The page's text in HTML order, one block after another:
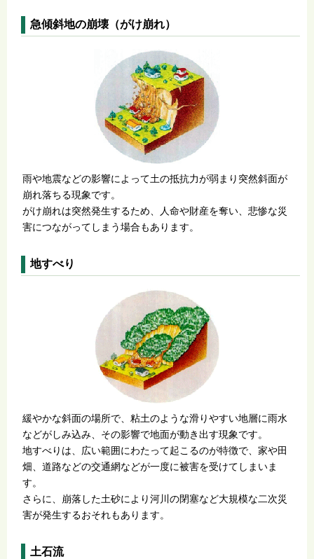
急傾斜地の崩壊（がけ崩れ）
雨や地震などの影響によって土の抵抗力が弱まり突然斜面が
崩れ落ちる現象です。
がけ崩れは突然発生するため、人命や財産を奪い、悲惨な災
害につながってしまう場合もあります。
地すべり
緩やかな斜面の場所で、粘土のような滑りやすい地層に雨水
などがしみ込み、その影響で地面が動き出す現象です。
地すべりは、広い範囲にわたって起こるのが特徴で、家や田
畑、道路などの交通網などが一度に被害を受けてしまいま
す。
さらに、崩落した土砂により河川の閉塞など大規模な二次災
害が発生するおそれもあります。
土石流